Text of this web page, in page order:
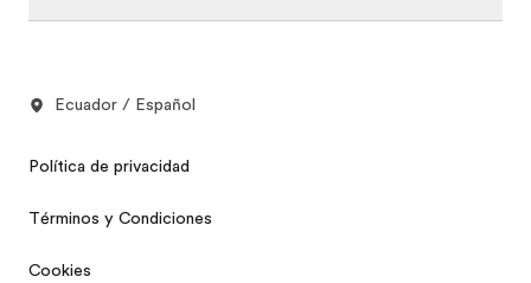
Ecuador / Español
Política de privacidad
Términos y Condiciones
Cookies